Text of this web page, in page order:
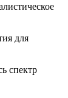
для
спектр